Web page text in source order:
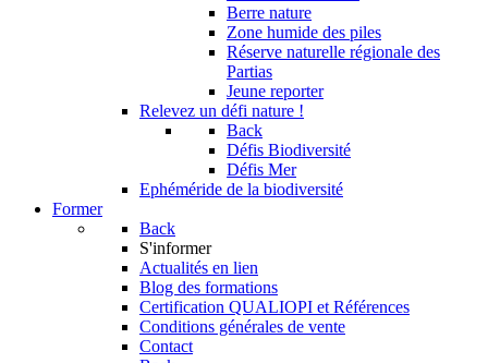
Berre nature
Zone humide des piles
Réserve naturelle régionale des
Partias
Jeune reporter
Relevez un défi nature !
Back
Défis Biodiversité
Défis Mer
Ephéméride de la biodiversité
Former
Back
S'informer
Actualités en lien
Blog des formations
Certification QUALIOPI et Références
Conditions générales de vente
Contact